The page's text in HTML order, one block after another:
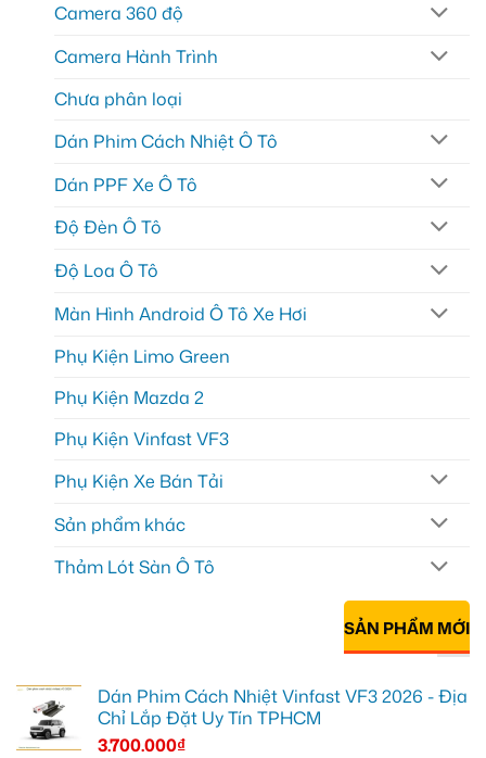
Camera 360 độ
Camera Hành Trình
Chưa phân loại
Dán Phim Cách Nhiệt Ô Tô
Dán PPF Xe Ô Tô
Độ Đèn Ô Tô
Độ Loa Ô Tô
Màn Hình Android Ô Tô Xe Hơi
Phụ Kiện Limo Green
Phụ Kiện Mazda 2
Phụ Kiện Vinfast VF3
Phụ Kiện Xe Bán Tải
Sản phẩm khác
Thảm Lót Sàn Ô Tô
SẢN PHẨM MỚI
Dán Phim Cách Nhiệt Vinfast VF3 2026 - Địa
Chỉ Lắp Đặt Uy Tín TPHCM
3.700.000₫